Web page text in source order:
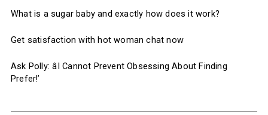
What is a sugar baby and exactly how does it work?
Get satisfaction with hot woman chat now
Ask Polly: âI Cannot Prevent Obsessing About Finding
Prefer!’